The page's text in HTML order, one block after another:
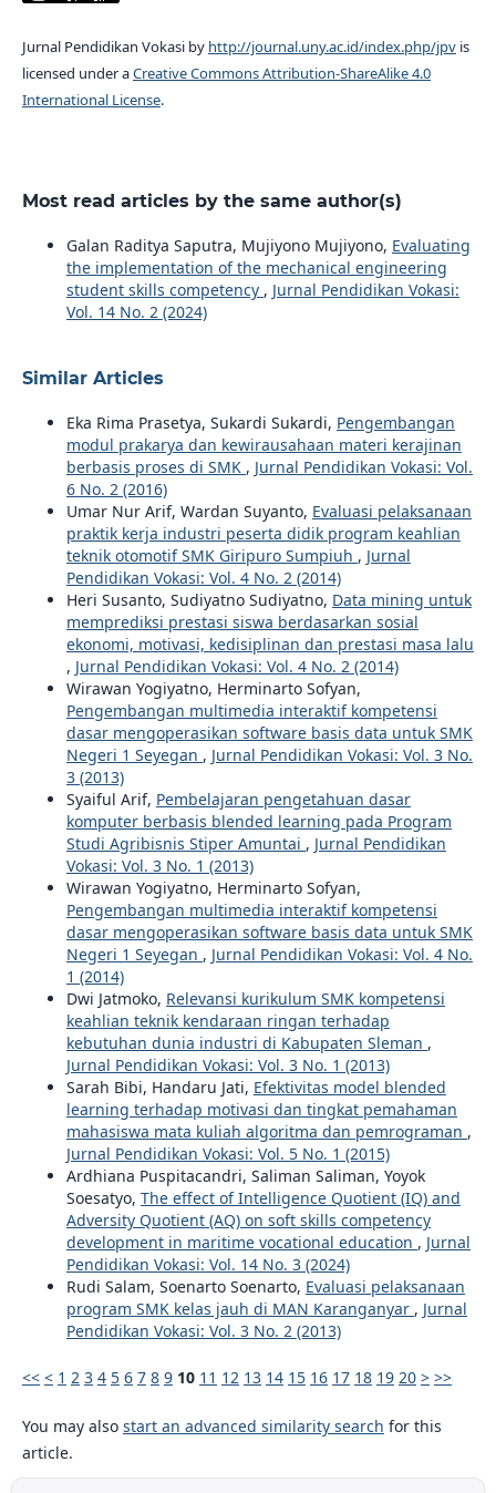
Jurnal Pendidikan Vokasi by http://journal.uny.ac.id/index.php/jpvis
licensed under aCreative Commons Attribution-ShareAlike 4.0
International License.
Most read articles by the same author(s)
Galan Raditya Saputra, Mujiyono Mujiyono, Evaluating
the implementation of the mechanical engineering
student skills competency , Jurnal Pendidikan Vokasi:
Vol. 14 No. 2 (2024)
Similar Articles
Eka Rima Prasetya, Sukardi Sukardi, Pengembangan
modul prakarya dan kewirausahaan materi kerajinan
berbasis proses di SMK , Jurnal Pendidikan Vokasi: Vol.
6 No. 2 (2016)
Umar Nur Arif, Wardan Suyanto, Evaluasi pelaksanaan
praktik kerja industri peserta didik program keahlian
teknik otomotif SMK Giripuro Sumpiuh , Jurnal
Pendidikan Vokasi: Vol. 4 No. 2 (2014)
Heri Susanto, Sudiyatno Sudiyatno, Data mining untuk
memprediksi prestasi siswa berdasarkan sosial
ekonomi, motivasi, kedisiplinan dan prestasi masa lalu
, Jurnal Pendidikan Vokasi: Vol. 4 No. 2 (2014)
Wirawan Yogiyatno, Herminarto Sofyan,
Pengembangan multimedia interaktif kompetensi
dasar mengoperasikan software basis data untuk SMK
Negeri 1 Seyegan , Jurnal Pendidikan Vokasi: Vol. 3 No.
3 (2013)
Syaiful Arif, Pembelajaran pengetahuan dasar
komputer berbasis blended learning pada Program
Studi Agribisnis Stiper Amuntai , Jurnal Pendidikan
Vokasi: Vol. 3 No. 1 (2013)
Wirawan Yogiyatno, Herminarto Sofyan,
Pengembangan multimedia interaktif kompetensi
dasar mengoperasikan software basis data untuk SMK
Negeri 1 Seyegan , Jurnal Pendidikan Vokasi: Vol. 4 No.
1 (2014)
Dwi Jatmoko, Relevansi kurikulum SMK kompetensi
keahlian teknik kendaraan ringan terhadap
kebutuhan dunia industri di Kabupaten Sleman ,
Jurnal Pendidikan Vokasi: Vol. 3 No. 1 (2013)
Sarah Bibi, Handaru Jati, Efektivitas model blended
learning terhadap motivasi dan tingkat pemahaman
mahasiswa mata kuliah algoritma dan pemrograman ,
Jurnal Pendidikan Vokasi: Vol. 5 No. 1 (2015)
Ardhiana Puspitacandri, Saliman Saliman, Yoyok
Soesatyo, The effect of Intelligence Quotient (IQ) and
Adversity Quotient (AQ) on soft skills competency
development in maritime vocational education , Jurnal
Pendidikan Vokasi: Vol. 14 No. 3 (2024)
Rudi Salam, Soenarto Soenarto, Evaluasi pelaksanaan
program SMK kelas jauh di MAN Karanganyar , Jurnal
Pendidikan Vokasi: Vol. 3 No. 2 (2013)
<< < 1 2 3 4 5 6 7 8 9 10 11 12 13 14 15 16 17 18 19 20 > >>
You may also start an advanced similarity search for this
article.